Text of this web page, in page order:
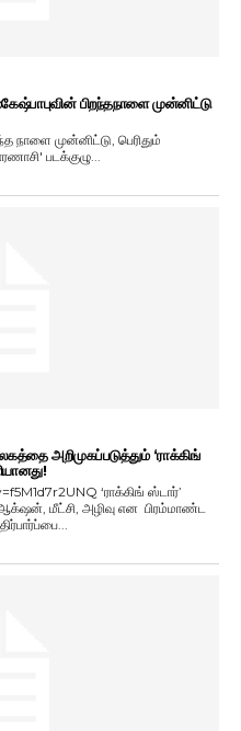
பிறந்தநாளை முன்னிட்டு
நாளை முன்னிட்டு, பெரிதும்
படக்குழு...
அறிமுகப்படுத்தும் ‘ராக்கிங்
‘ராக்கிங் ஸ்டார்’
மீட்சி, அழிவு என பிரம்மாண்ட
மிகுந்த எதிர்பார்ப்பை...